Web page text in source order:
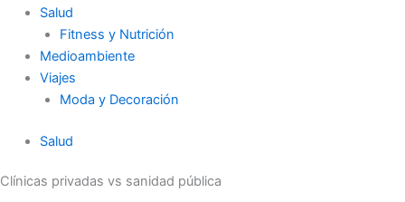
Salud
Fitness y Nutrición
Medioambiente
Viajes
Moda y Decoración
Salud
Clínicas privadas vs sanidad pública